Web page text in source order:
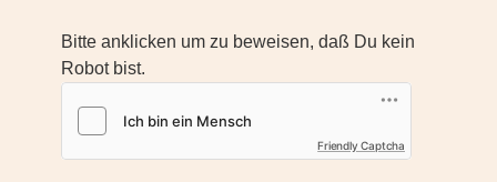
Bitte anklicken um zu beweisen, daß Du kein
Robot bist.
Friendly Captcha